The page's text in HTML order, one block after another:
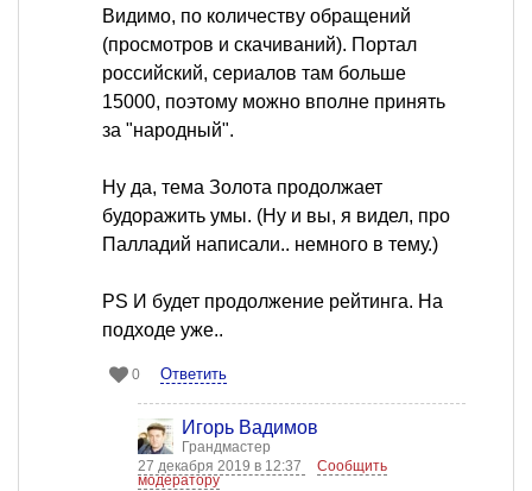
Видимо, по количеству обращений
(просмотров и скачиваний). Портал
российский, сериалов там больше
15000, поэтому можно вполне принять
за "народный".
Ну да, тема Золота продолжает
будоражить умы. (Ну и вы, я видел, про
Палладий написали.. немного в тему.)
PS И будет продолжение рейтинга. На
подходе уже..
0 Ответить
Игорь Вадимов
Грандмастер
27 декабря 2019 в 12:37
Сообщить
модератору